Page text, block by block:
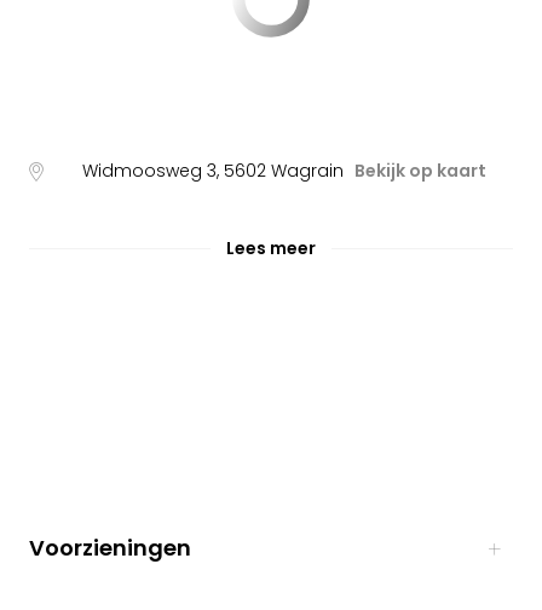
Widmoosweg 3, 5602 Wagrain Bekijk op kaart
Lees meer
Voorzieningen